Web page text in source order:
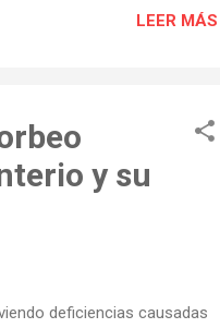
LEER MÁS
y su
deficiencias causadas